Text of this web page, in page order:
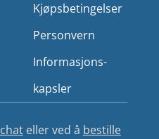
Kjøps­betingelser
Person­vern
Informasjons­
kapsler
chateller ved å bestille